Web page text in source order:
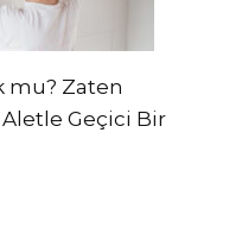
mu? Zaten
Geçici Bir